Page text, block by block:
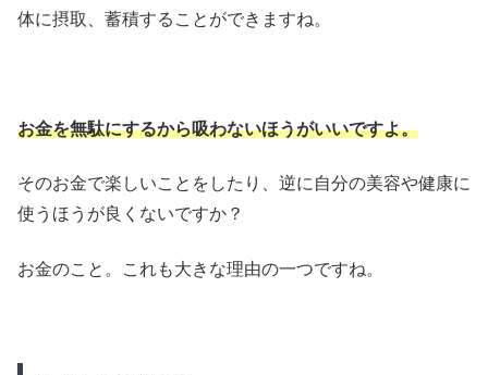
体に摂取、蓄積することができますね。
お金を無駄にするから吸わないほうがいいですよ。
そのお金で楽しいことをしたり、逆に自分の美容や健康に
使うほうが良くないですか？
お金のこと。これも大きな理由の一つですね。